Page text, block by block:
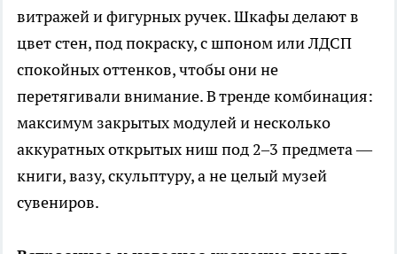
витражей и фигурных ручек. Шкафы делают в
цвет стен, под покраску, с шпоном или ЛДСП
спокойных оттенков, чтобы они не
перетягивали внимание. В тренде комбинация:
максимум закрытых модулей и несколько
аккуратных открытых ниш под 2–3 предмета —
книги, вазу, скульптуру, а не целый музей
сувениров.